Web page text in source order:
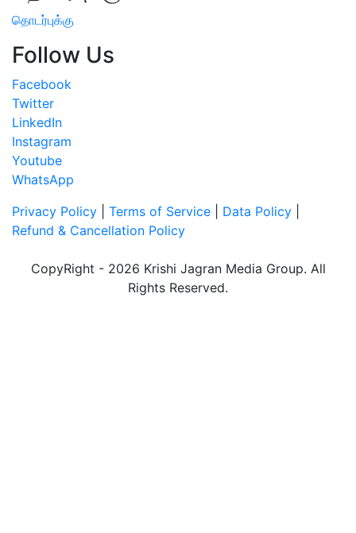
தொடர்புக்கு
Follow Us
Facebook
Twitter
LinkedIn
Instagram
Youtube
WhatsApp
Privacy Policy
Terms of Service Data Policy
Refund & Cancellation Policy
CopyRight - 2026 Krishi Jagran Media Group. All
Rights Reserved.